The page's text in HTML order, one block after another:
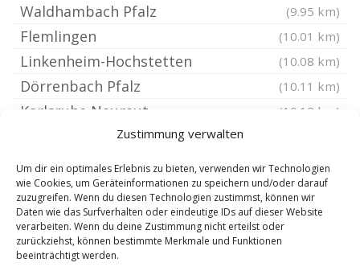
Zustimmung verwalten
Um dir ein optimales Erlebnis zu bieten, verwenden wir Technologien
wie Cookies, um Geräteinformationen zu speichern und/oder darauf
zuzugreifen. Wenn du diesen Technologien zustimmst, können wir
Daten wie das Surfverhalten oder eindeutige IDs auf dieser Website
verarbeiten. Wenn du deine Zustimmung nicht erteilst oder
zurückziehst, können bestimmte Merkmale und Funktionen
beeinträchtigt werden.
Waldhambach Pfalz (9.95 km)
Flemlingen (10.01 km)
Linkenheim-Hochstetten (10.08 km)
Dörrenbach Pfalz (10.11 km)
Karlsruhe Neureut (10.12 km)
Münchweiler am Klingbach
Albersweiler (10.29 km)
Lustadt (10.38 km)
Oberotterbach Pfalz (10.39 km)
Gleisweiler
Kleinfischlingen